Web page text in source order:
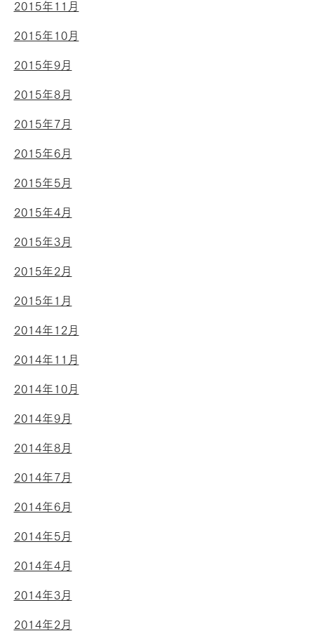
2015年11月
2015年10月
2015年9月
2015年8月
2015年7月
2015年6月
2015年5月
2015年4月
2015年3月
2015年2月
2015年1月
2014年12月
2014年11月
2014年10月
2014年9月
2014年8月
2014年7月
2014年6月
2014年5月
2014年4月
2014年3月
2014年2月